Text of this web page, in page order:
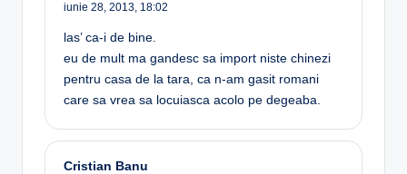
iunie 28, 2013, 18:02
las’ ca-i de bine.
eu de mult ma gandesc sa import niste chinezi
pentru casa de la tara, ca n-am gasit romani
care sa vrea sa locuiasca acolo pe degeaba.
Cristian Banu